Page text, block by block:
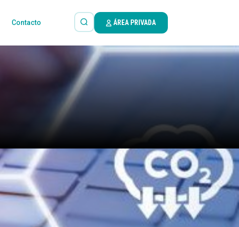
Contacto ÁREA PRIVADA